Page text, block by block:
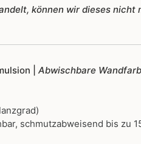
können wir dieses
| Abwischbare
schmutzabweisend bis zu